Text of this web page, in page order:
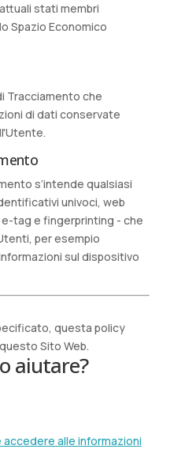
stati membri
Spazio Economico
Tracciamento che
di dati conservate
s’intende qualsiasi
univoci, web
tag e fingerprinting - che
per esempio
sul dispositivo
questa policy
Sito Web.
aiutare?
alle informazioni